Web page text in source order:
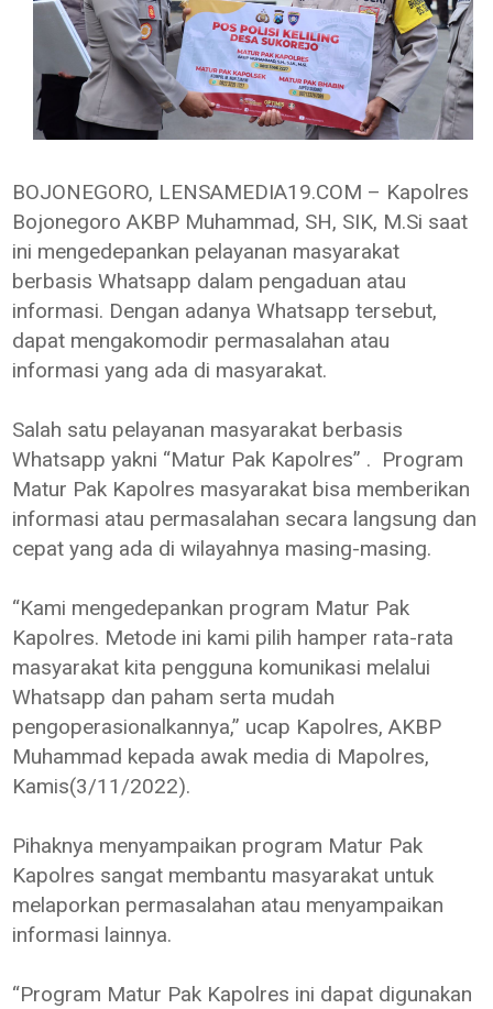
BOJONEGORO, LENSAMEDIA19.COM – Kapolres
Bojonegoro AKBP Muhammad, SH, SIK, M.Si saat
ini mengedepankan pelayanan masyarakat
berbasis Whatsapp dalam pengaduan atau
informasi. Dengan adanya Whatsapp tersebut,
dapat mengakomodir permasalahan atau
informasi yang ada di masyarakat.
Salah satu pelayanan masyarakat berbasis
Whatsapp yakni “Matur Pak Kapolres” . Program
Matur Pak Kapolres masyarakat bisa memberikan
informasi atau permasalahan secara langsung dan
cepat yang ada di wilayahnya masing-masing.
“Kami mengedepankan program Matur Pak
Kapolres. Metode ini kami pilih hamper rata-rata
masyarakat kita pengguna komunikasi melalui
Whatsapp dan paham serta mudah
pengoperasionalkannya,” ucap Kapolres, AKBP
Muhammad kepada awak media di Mapolres,
Kamis(3/11/2022).
Pihaknya menyampaikan program Matur Pak
Kapolres sangat membantu masyarakat untuk
melaporkan permasalahan atau menyampaikan
informasi lainnya.
“Program Matur Pak Kapolres ini dapat digunakan